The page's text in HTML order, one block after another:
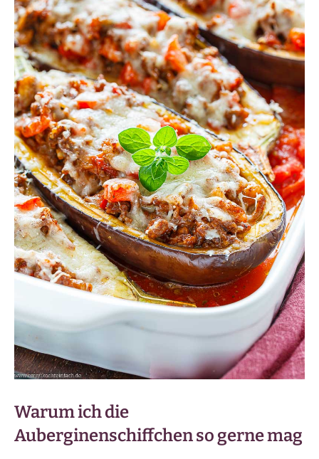
Warum ich die
Auberginenschiffchen so gerne mag